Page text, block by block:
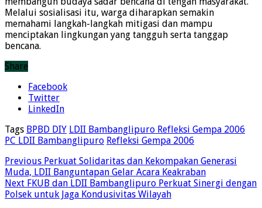
Melalui sosialisasi itu, warga diharapkan semakin
memahami langkah-langkah mitigasi dan mampu
menciptakan lingkungan yang tangguh serta tanggap
bencana.
Share
Facebook
Twitter
LinkedIn
Tags BPBD DIY LDII Bambanglipuro Refleksi Gempa 2006
PC LDII Bambanglipuro Refleksi Gempa 2006
Previous Perkuat Solidaritas dan Kekompakan Generasi
Muda, LDII Banguntapan Gelar Acara Keakraban
Next FKUB dan LDII Bambanglipuro Perkuat Sinergi dengan
Polsek untuk Jaga Kondusivitas Wilayah